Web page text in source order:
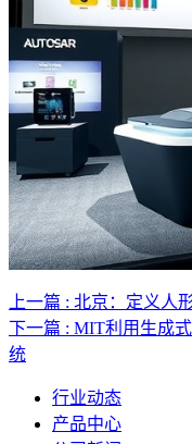
上一篇 : 北京：定义人
下一篇 : MIT利用生成
统
行业动态
产品中心